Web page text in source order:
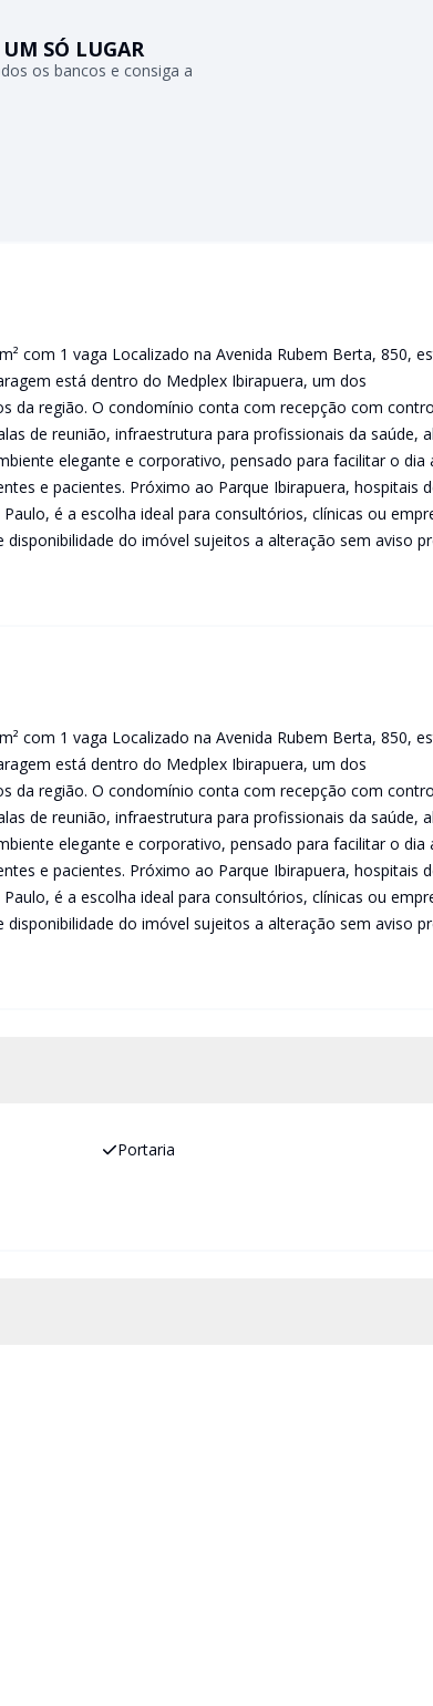
SÓ LUGAR
os bancos e consiga a
com 1 vaga Localizado na Avenida Rubem Berta, 850,
está dentro do Medplex Ibirapuera, um dos
da região. O condomínio conta com recepção com
de reunião, infraestrutura para profissionais da saúde,
elegante e corporativo, pensado para facilitar o dia
e pacientes. Próximo ao Parque Ibirapuera, hospitais
é a escolha ideal para consultórios, clínicas ou
do imóvel sujeitos a alteração sem aviso
com 1 vaga Localizado na Avenida Rubem Berta, 850,
está dentro do Medplex Ibirapuera, um dos
da região. O condomínio conta com recepção com
de reunião, infraestrutura para profissionais da saúde,
elegante e corporativo, pensado para facilitar o dia
e pacientes. Próximo ao Parque Ibirapuera, hospitais
é a escolha ideal para consultórios, clínicas ou
do imóvel sujeitos a alteração sem aviso
Portaria